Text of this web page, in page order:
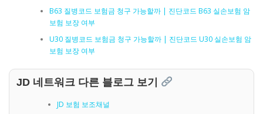
B63 질병코드 보험금 청구 가능할까 | 진단코드 B63 실손보험 암
보험 보장 여부
U30 질병코드 보험금 청구 가능할까 | 진단코드 U30 실손보험 암
보험 보장 여부
JD 네트워크 다른 블로그 보기
JD 보험 보조채널